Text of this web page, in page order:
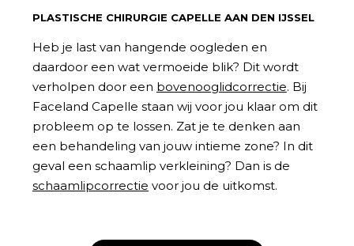
PLASTISCHE CHIRURGIE CAPELLE AAN DEN IJSSEL
Heb je last van hangende oogleden en
daardoor een wat vermoeide blik? Dit wordt
verholpen door een bovenooglidcorrectie. Bij
Faceland Capelle staan wij voor jou klaar om dit
probleem op te lossen. Zat je te denken aan
een behandeling van jouw intieme zone? In dit
geval een schaamlip verkleining? Dan is de
schaamlipcorrectie voor jou de uitkomst.